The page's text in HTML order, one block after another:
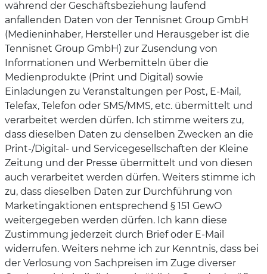
während der Geschäftsbeziehung laufend
anfallenden Daten von der Tennisnet Group GmbH
(Medieninhaber, Hersteller und Herausgeber ist die
Tennisnet Group GmbH) zur Zusendung von
Informationen und Werbemitteln über die
Medienprodukte (Print und Digital) sowie
Einladungen zu Veranstaltungen per Post, E-Mail,
Telefax, Telefon oder SMS/MMS, etc. übermittelt und
verarbeitet werden dürfen. Ich stimme weiters zu,
dass dieselben Daten zu denselben Zwecken an die
Print-/Digital- und Servicegesellschaften der Kleine
Zeitung und der Presse übermittelt und von diesen
auch verarbeitet werden dürfen. Weiters stimme ich
zu, dass dieselben Daten zur Durchführung von
Marketingaktionen entsprechend § 151 GewO
weitergegeben werden dürfen. Ich kann diese
Zustimmung jederzeit durch Brief oder E-Mail
widerrufen. Weiters nehme ich zur Kenntnis, dass bei
der Verlosung von Sachpreisen im Zuge diverser